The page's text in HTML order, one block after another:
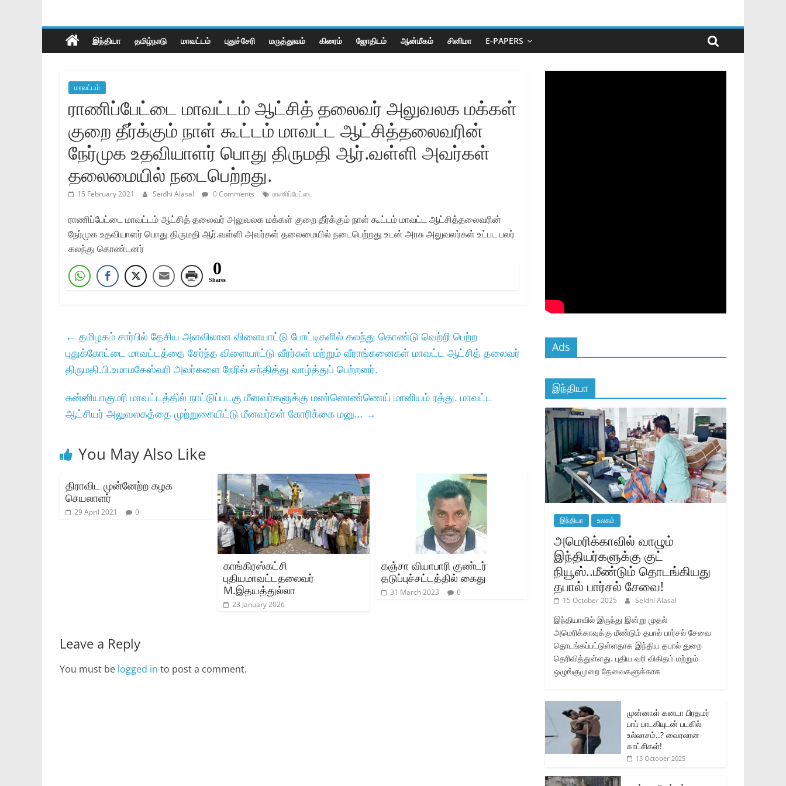
இந்தியா தமிழ்நாடு மாவட்டம் புதுச்சேரி மருத்துவம் கிரைம் ஜோ‌திட‌ம் ஆன்மீகம் சினிமா E-PAPERS
மாவட்டம்
ராணிப்பேட்டை மாவட்டம் ஆட்சித் தலைவர் அலுவலக மக்கள்
குறை தீர்க்கும் நாள் கூட்டம் மாவட்ட ஆட்சித்தலைவரின்
நேர்முக உதவியாளர் பொது திருமதி ஆர்.வள்ளி அவர்கள்
தலைமையில் நடைபெற்றது.
15 February 2021 Seidhi Alasal 0 Comments ராணிப்பேட்டை
ராணிப்பேட்டை மாவட்டம் ஆட்சித் தலைவர் அலுவலக மக்கள் குறை தீர்க்கும் நாள் கூட்டம் மாவட்ட ஆட்சித்தலைவரின்
நேர்முக உதவியாளர் பொது திருமதி ஆர்.வள்ளி அவர்கள் தலைமையில் நடைபெற்றது உடன் அரசு அலுவலர்கள் உட்பட பலர்
கலந்து கொண்டனர்
0
Shares
← தமிழகம்‌ சார்பில்‌ தேசிய அளவிலான விளையாட்டு போட்டிகளில்‌ கலந்து கொண்டு வெற்றி பெற்ற
புதுக்கோட்டை மாவட்டத்தை சேர்ந்த விளையாட்டு வீரர்கள்‌ மற்றும்‌ வீராங்கனைகள்‌ மாவட்ட ஆட்சித்‌ தலைவர்‌
திருமதி.பி.உமாமகேஸ்வரி அவர்களை நேரில்‌ சந்தித்து வாழ்த்துப்‌ பெற்றனர்‌.
கன்னியாகுமரி மாவட்டத்தில் நாட்டுப்படகு மீனவர்களுக்கு மண்ணெண்ணெய் மானியம் ரத்து. மாவட்ட
ஆட்சியர் அலுவலகத்தை முற்றுகையிட்டு மீனவர்கள் கோரிக்கை மனு… →
You May Also Like
திராவிட முன்னேற்ற கழக
செயலாளர்
29 April 2021 0
காங்கிரஸ்கட்சி
புதியமாவட்டதலைவர்
M.இதயத்துல்லா
23 January 2026
கஞ்சா வியாபாரி குண்டர்
தடுப்புச்சட்டத்தில் கைது
31 March 2023 0
Leave a Reply
You must be logged in to post a comment.
Ads
இந்தியா
இந்தியா உலகம்
அமெரிக்காவில் வாழும்
இந்தியர்களுக்கு குட்
நியூஸ்..மீண்டும் தொடங்கியது
தபால் பார்சல் சேவை!
15 October 2025 Seidhi Alasal
இந்தியாவில் இருந்து இன்று முதல்
அமெரிக்காவுக்கு மீண்டும் தபால் பார்சல் சேவை
தொடங்கப்பட்டுள்ளதாக இந்திய தபால் துறை
தெரிவித்துள்ளது. புதிய வரி விகிதம் மற்றும்
ஒழுங்குமுறை தேவைகளுக்காக
முன்னாள் கனடா பிரதமர்
பாப் பாடகியுடன் படகில்
உல்லாசம்..? வைரலான
காட்சிகள்!
13 October 2025